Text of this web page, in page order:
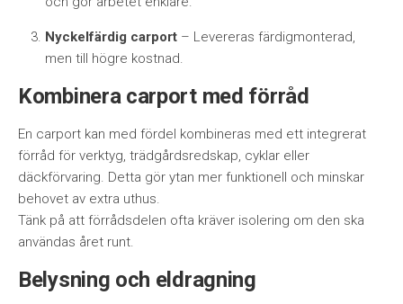
Nyckelfärdig carport – Levereras färdigmonterad,
men till högre kostnad.
Kombinera carport med förråd
En carport kan med fördel kombineras med ett integrerat
förråd för verktyg, trädgårdsredskap, cyklar eller
däckförvaring. Detta gör ytan mer funktionell och minskar
behovet av extra uthus.
Tänk på att förrådsdelen ofta kräver isolering om den ska
användas året runt.
Belysning och eldragning